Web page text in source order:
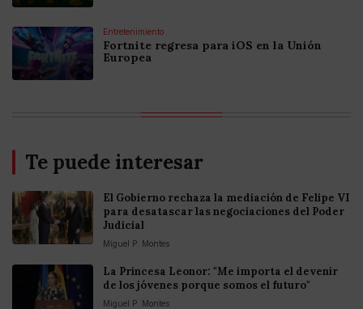
Entretenimiento
Fortnite regresa para iOS en la Unión
Europea
Te puede interesar
El Gobierno rechaza la mediación de Felipe VI
para desatascar las negociaciones del Poder
Judicial
Miguel P. Montes
La Princesa Leonor: "Me importa el devenir
de los jóvenes porque somos el futuro"
Miguel P. Montes